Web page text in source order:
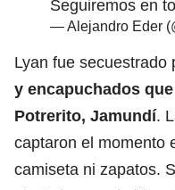
Seguiremos en
— Alejandro Eder
Lyan fue secuestrado
y encapuchados
Potrerito, Jamundí.
captaron el momento
camiseta ni zapatos.